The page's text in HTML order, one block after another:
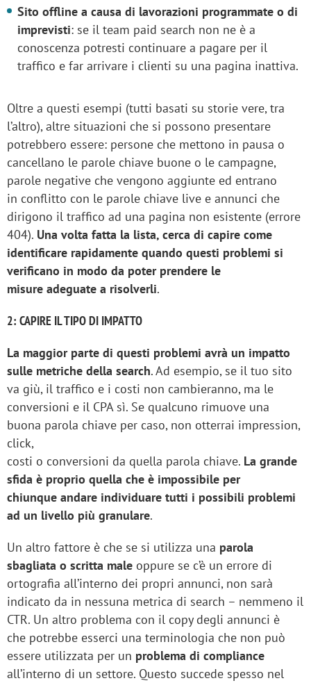
Sito offline a causa di lavorazioni programmate o di
imprevisti: se il team paid search non ne è a
conoscenza potresti continuare a pagare per il
traffico e far arrivare i clienti su una pagina inattiva.
Oltre a questi esempi (tutti basati su storie vere, tra
l’altro), altre situazioni che si possono presentare
potrebbero essere: persone che mettono in pausa o
cancellano le parole chiave buone o le campagne,
parole negative che vengono aggiunte ed entrano
in conflitto con le parole chiave live e annunci che
dirigono il traffico ad una pagina non esistente (errore
404). Una volta fatta la lista, cerca di capire come
identificare rapidamente quando questi problemi si
verificano in modo da poter prendere le
misure adeguate a risolverli.
2: CAPIRE IL TIPO DI IMPATTO
La maggior parte di questi problemi avrà un impatto
sulle metriche della search. Ad esempio, se il tuo sito
va giù, il traffico e i costi non cambieranno, ma le
conversioni e il CPA sì. Se qualcuno rimuove una
buona parola chiave per caso, non otterrai impression,
click,
costi o conversioni da quella parola chiave. La grande
sfida è proprio quella che è impossibile per
chiunque andare individuare tutti i possibili problemi
ad un livello più granulare.
Un altro fattore è che se si utilizza una parola
sbagliata o scritta male oppure se c’è un errore di
ortografia all’interno dei propri annunci, non sarà
indicato da in nessuna metrica di search – nemmeno il
CTR. Un altro problema con il copy degli annunci è
che potrebbe esserci una terminologia che non può
essere utilizzata per un problema di compliance
all’interno di un settore. Questo succede spesso nel